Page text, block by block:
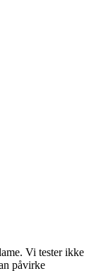
Vi tester ikke
påvirke